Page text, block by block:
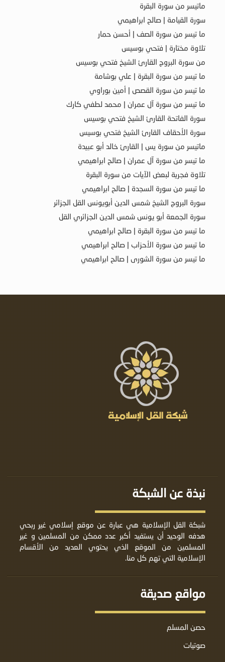
ماتيسر من سورة البقرة
سورة القيامة | صالح ابراهيمي
ما تيسر من سورة الصف | أحسن حمار
تلاوة مختارة | فتحي بوسيس
من سورة البروج القارئ الشيخ فتحي بوسيس
ما تيسر من سورة البقرة | علي بوشامة
ما تيسر من سورة القصص | أمين بوراوي
ما تيسر من سورة آل عمران | محمد لطفي كارك
سورة الفاتحة القارئ الشيخ فتحي بوسيس
سورة الأحقاف القارئ الشيخ فتحي بوسيس
ماتيسر من سورة يس | القارئ خالد أبو عبيدة
ما تيسر من سورة آل عمران | صالح ابراهيمي
تلاوة فجرية لبعض الآيات من سورة البقرة
ما تيسر من سورة السجدة | صالح ابراهيمي
سورة البروج الشيخ شمس الدين أبويونس القل الجزائر
سورة الجمعة أبو يونس شمس الدين الجزائري القل
ما تيسر من سورة البقرة | صالح ابراهيمي
ما تيسر من سورة الأحزاب | صالح ابراهيمي
ما تيسر من سورة الشورى | صالح ابراهيمي
نبذة عن الشبكة
شبكة القل الإسلامية هي عبارة عن موقع إسلامي غير ربحي
هدفه الوحيد أن يستفيد أكبر عدد ممكن من المسلمين و غير
المسلمين من الموقع الذي يحتوي العديد من الأقسام
الإسلامية التي تهم كل منا.
مواقع صديقة
حصن المسلم
صوتيات